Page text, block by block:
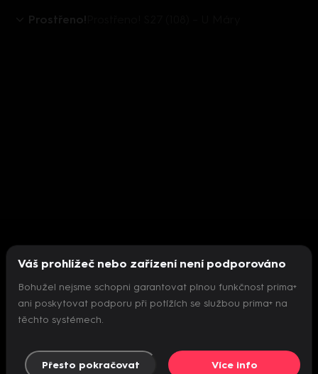
Prostřeno!
Nepodařilo se inicializovat přehrávač
Váš prohlížeč nebo zařízení není podporováno
Bohužel nejsme schopni garantovat plnou funkčnost prima+
ani poskytovat podporu při potížích se službou prima+ na
těchto systémech.
Přesto pokračovat Více info